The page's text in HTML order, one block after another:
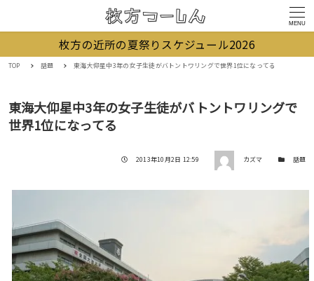
MENU
枚方の近所の夏祭りスケジュール2026
TOP 話題 東海大仰星中3年の女子生徒がバトントワリングで世界1位になってる
東海大仰星中3年の女子生徒がバトントワリングで
世界1位になってる
投稿日
2013年10月2日 12:59 著者 カズマ カテゴリー
話題